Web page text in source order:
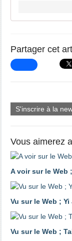
Partager cet
S'inscrire à la
Vous aimerez
A voir sur le Web
Vu sur le Web ;
Vu sur le Web ;